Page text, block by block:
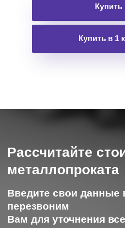
Купить
Купить в 1
Рассчитайте
металлопроката
Введите свои данные
перезвоним
Вам для уточнения